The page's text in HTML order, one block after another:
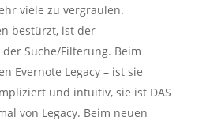
viele zu vergraulen.
bestürzt, ist der
Suche/Filterung. Beim
Evernote Legacy – ist sie
und intuitiv, sie ist DAS
von Legacy. Beim neuen